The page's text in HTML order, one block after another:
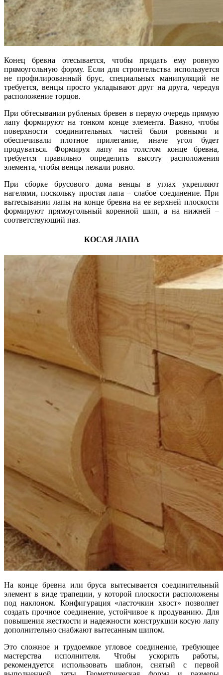
Конец бревна отесывается, чтобы придать ему ровную
прямоугольную форму. Если для строительства используется
не профилированный брус, специальных манипуляций не
требуется, венцы просто укладывают друг на друга, чередуя
расположение торцов.
При обтесывании рубленых бревен в первую очередь прямую
лапу формируют на тонком конце элемента. Важно, чтобы
поверхности соединительных частей были ровными и
обеспечивали плотное прилегание, иначе угол будет
продуваться. Формируя лапу на толстом конце бревна,
требуется правильно определить высоту расположения
элемента, чтобы венцы лежали ровно.
При сборке брусового дома венцы в углах укрепляют
нагелями, поскольку простая лапа – слабое соединение. При
вытесывании лапы на конце бревна на ее верхней плоскости
формируют прямоугольный коренной шип, а на нижней –
соответствующий паз.
КОСАЯ ЛАПА
На конце бревна или бруса вытесывается соединительный
элемент в виде трапеции, у которой плоскости расположены
под наклоном. Конфигурация «ласточкин хвост» позволяет
создать прочное соединение, устойчивое к продуванию. Для
повышения жесткости и надежности конструкции косую лапу
дополнительно снабжают вытесанным шипом.
Это сложное и трудоемкое угловое соединение, требующее
мастерства исполнителя. Чтобы ускорить работы,
рекомендуется использовать шаблон, снятый с первой